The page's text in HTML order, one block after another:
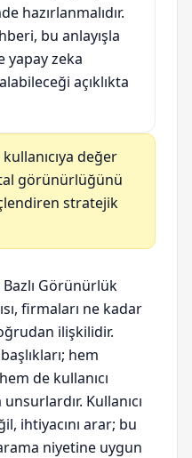
hazırlanmalıdır.
bu anlayışla
yapay zeka
açıklıkta
değer
görünürlüğünü
stratejik
Görünürlük
firmaları ne kadar
ilişkilidir.
hem
de kullanıcı
Kullanıcı
ihtiyacını arar; bu
niyetine uygun